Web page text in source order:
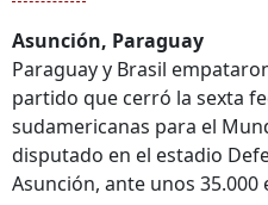
Asunción, Paraguay
Paraguay y Brasil
partido que cerró la sexta
sudamericanas para el
disputado en el estadio
Asunción, ante unos 35.000